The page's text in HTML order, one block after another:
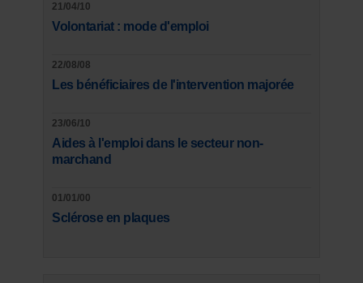
21/04/10
Volontariat : mode d'emploi
22/08/08
Les bénéficiaires de l'intervention majorée
23/06/10
Aides à l'emploi dans le secteur non-
marchand
01/01/00
Sclérose en plaques